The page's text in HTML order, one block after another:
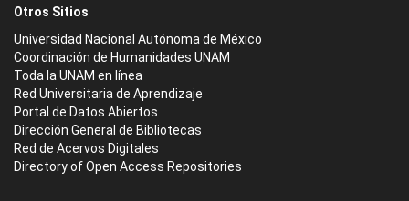
Otros Sitios
Universidad Nacional Autónoma de México
Coordinación de Humanidades UNAM
Toda la UNAM en línea
Red Universitaria de Aprendizaje
Portal de Datos Abiertos
Dirección General de Bibliotecas
Red de Acervos Digitales
Directory of Open Access Repositories